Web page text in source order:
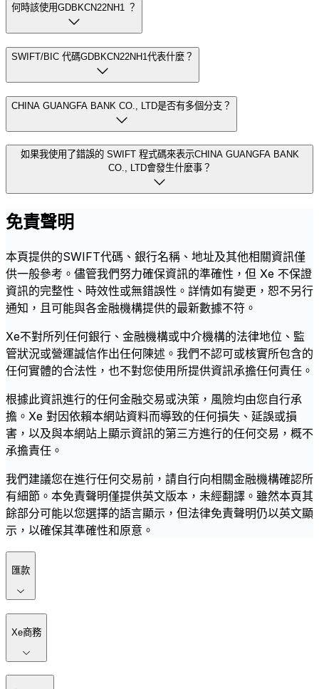
何時該使用GDBKCN22NH1 ？
SWIFT/BIC 代碼GDBKCN22NH1代表什麼？
CHINA GUANGFA BANK CO., LTD是否有多個分支？
如果我使用了錯誤的 SWIFT 程式碼來表示CHINA GUANGFA BANK
CO., LTD會發生什麼事？
免責聲明
本頁提供的SWIFT代碼、銀行名稱、地址及其他相關資訊僅
供一般參考。儘管我們努力確保資訊的準確性，但 Xe 不保證
資訊的完整性、時效性或無錯誤性。詳情如有變更，恕不另行
通知，且可能與各金融機構提供的最新數據不符。
Xe不對所列任何銀行、金融機構或中介機構的法律地位、監
管狀況或營運誠信作出任何陳述。我們不認可或核實所包含的
任何實體的合法性，也不對您使用所提供資訊承擔任何責任。
根據此資訊進行的任何金融交易或決策，風險均由您自行承
擔。Xe 對因依賴本網站資料而導致的任何損失、延誤或損
害，以及與本網站上顯示資訊的第三方進行的任何交易，概不
承擔責任。
我們建議您在進行任何交易前，請自行向相關金融機構確認所
有細節。本免責聲明僅提供英文版本，未經翻譯。雖然本頁其
餘部分可能以您選擇的語言顯示，但法律免責聲明仍以英文顯
示，以確保其準確性和原意。
匯款
Xe商務